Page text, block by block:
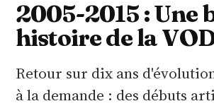
2005-2015 : Une
histoire de la
Retour sur dix ans
à la demande : des débuts